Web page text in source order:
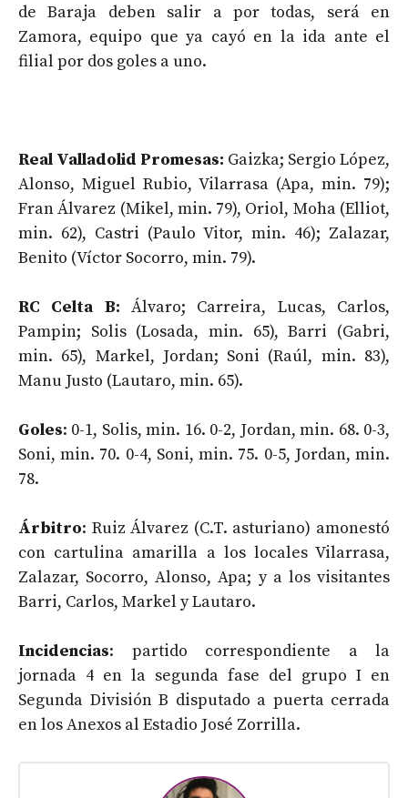
de Baraja deben salir a por todas, será en
Zamora, equipo que ya cayó en la ida ante el
filial por dos goles a uno.
Real Valladolid Promesas: Gaizka; Sergio López,
Alonso, Miguel Rubio, Vilarrasa (Apa, min. 79);
Fran Álvarez (Mikel, min. 79), Oriol, Moha (Elliot,
min. 62), Castri (Paulo Vitor, min. 46); Zalazar,
Benito (Víctor Socorro, min. 79).
RC Celta B: Álvaro; Carreira, Lucas, Carlos,
Pampin; Solis (Losada, min. 65), Barri (Gabri,
min. 65), Markel, Jordan; Soni (Raúl, min. 83),
Manu Justo (Lautaro, min. 65).
Goles: 0-1, Solis, min. 16. 0-2, Jordan, min. 68. 0-3,
Soni, min. 70. 0-4, Soni, min. 75. 0-5, Jordan, min.
78.
Árbitro: Ruiz Álvarez (C.T. asturiano) amonestó
con cartulina amarilla a los locales Vilarrasa,
Zalazar, Socorro, Alonso, Apa; y a los visitantes
Barri, Carlos, Markel y Lautaro.
Incidencias: partido correspondiente a la
jornada 4 en la segunda fase del grupo I en
Segunda División B disputado a puerta cerrada
en los Anexos al Estadio José Zorrilla.